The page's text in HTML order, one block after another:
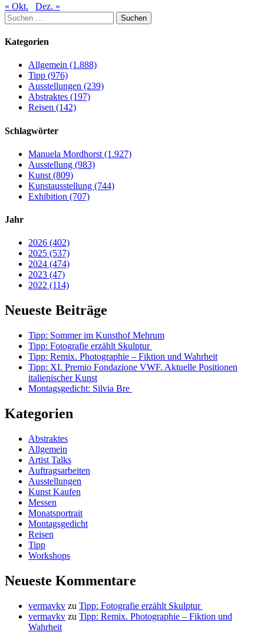
« Okt.
Dez. »
Suchen
nach:
Kategorien
Allgemein (1.888)
Tipp (976)
Ausstellungen (239)
Abstraktes (197)
Reisen (142)
Schlagwörter
Manuela Mordhorst (1.927)
Ausstellung (983)
Kunst (809)
Kunstausstellung (744)
Exhibition (707)
Jahr
2026 (402)
2025 (537)
2024 (474)
2023 (47)
2022 (114)
Neueste Beiträge
Tipp: Sommer im Kunsthof Mehrum
Tipp: Fotografie erzählt Skulptur
Tipp: Remix. Photographie – Fiktion und Wahrheit
Tipp: XI. Premio Fondazione VWF. Aktuelle Positionen
italienischer Kunst
Montagsgedicht: Silvia Bre
Kategorien
Abstraktes
Allgemein
Artist Talks
Auftragsarbeiten
Ausstellungen
Kunst Kaufen
Messen
Monatsportrait
Montagsgedicht
Reisen
Tipp
Workshops
Neueste Kommentare
vermavkv zu Tipp: Fotografie erzählt Skulptur
vermavkv zu Tipp: Remix. Photographie – Fiktion und
Wahrheit